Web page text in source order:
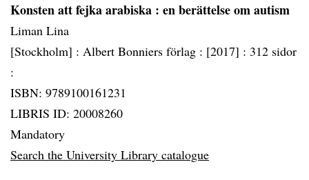
Konsten att fejka arabiska : en berättelse om autism
Liman Lina
[Stockholm] : Albert Bonniers förlag : [2017] : 312 sidor
:
ISBN: 9789100161231
LIBRIS ID: 20008260
Mandatory
Search the University Library catalogue